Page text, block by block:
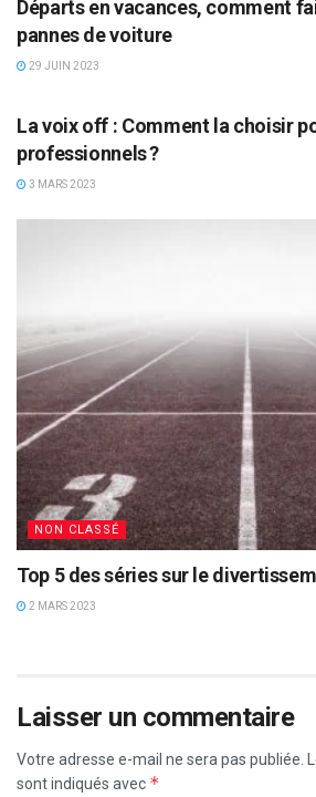
Départs en vacances, comment
pannes de voiture
29 JUIN 2023
La voix off : Comment la choisir
professionnels ?
3 MARS 2023
NON CLASSÉ
Top 5 des séries sur le
2 MARS 2023
Laisser un commentaire
Votre adresse e-mail ne sera pas publiée.
sont indiqués avec *